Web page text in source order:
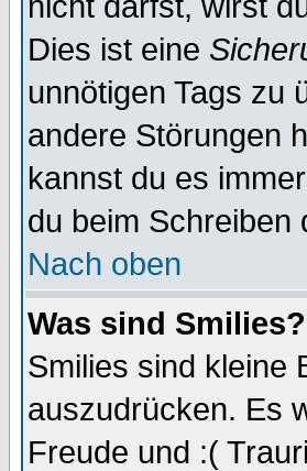
Dies ist eine
unnötigen Tags zu
andere Störungen
kannst du es
du beim Schreiben
Nach oben
Was sind Smilies?
Smilies sind kleine
auszudrücken. Es
Freude und :(